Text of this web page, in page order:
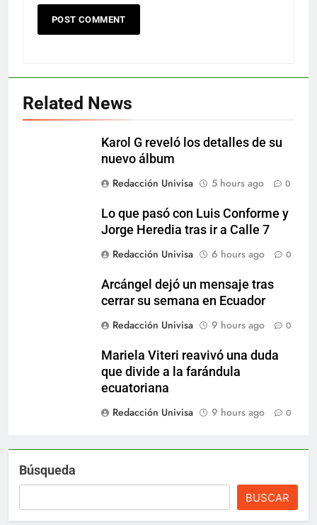
Related News
Karol G reveló los detalles de su
nuevo álbum
Redacción Univisa
5 hours ago 0
Lo que pasó con Luis Conforme y
Jorge Heredia tras ir a Calle 7
Redacción Univisa
6 hours ago 0
Arcángel dejó un mensaje tras
cerrar su semana en Ecuador
Redacción Univisa
9 hours ago 0
Mariela Viteri reavivó una duda
que divide a la farándula
ecuatoriana
Redacción Univisa
9 hours ago 0
Búsqueda
BUSCAR